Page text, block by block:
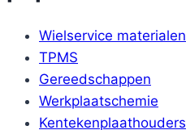
Wielservice materialen
TPMS
Gereedschappen
Werkplaatschemie
Kentekenplaathouders